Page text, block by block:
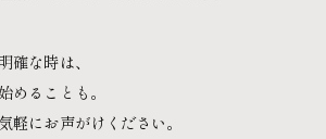
確な時は、
めることも。
軽にお声がけください。